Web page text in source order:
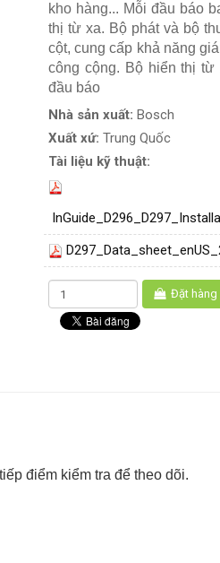
kho hàng... Mỗi đầu báo
thị từ xa. Bộ phát và bộ
cột, cung cấp khả năng
công cộng. Bộ hiển thị
đầu báo
Nhà sản xuất: Bosch
Xuất xứ: Trung Quốc
Tài liệu kỹ thuật:
Đặt hàng
điểm kiểm tra để theo dõi.